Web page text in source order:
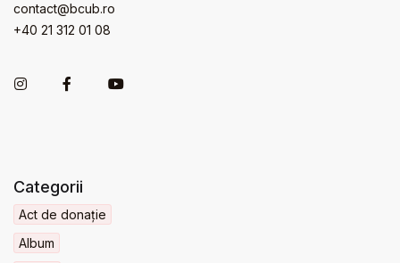
contact@bcub.ro
+40 21 312 01 08
Categorii
Act de donație
Album